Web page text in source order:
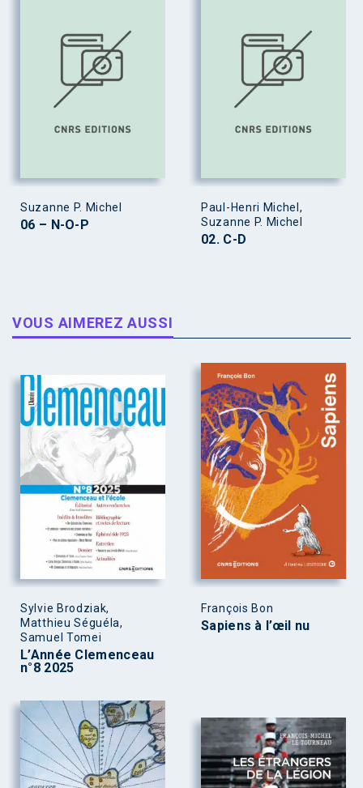
Suzanne P. Michel
06 – N-O-P
Paul-Henri Michel,
Suzanne P. Michel
02. C-D
VOUS AIMEREZ AUSSI
Sylvie Brodziak,
Matthieu Séguéla,
Samuel Tomei
L’Année Clemenceau
n°8 2025
François Bon
Sapiens à l’œil nu